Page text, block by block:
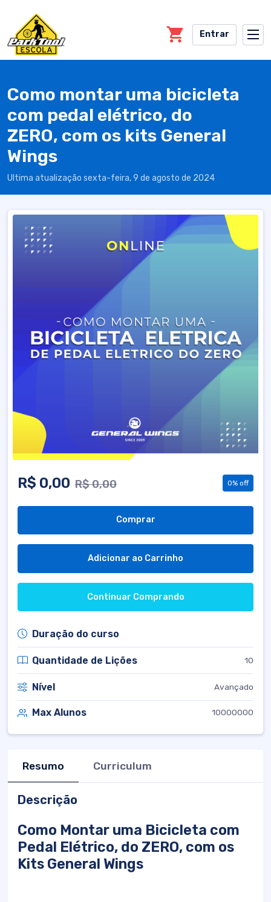
Entrar
Como montar uma bicicleta
com pedal elétrico, do
ZERO, com os kits General
Wings
Ultima atualização sexta-feira, 9 de agosto de 2024
R$ 0,00 R$ 0,00 0% off
Comprar
Adicionar ao Carrinho
Continuar Comprando
Duração do curso
Quantidade de Lições 10
Nível Avançado
Max Alunos 10000000
Resumo Curriculum
Descrição
Como Montar uma Bicicleta com
Pedal Elétrico, do ZERO, com os
Kits General Wings